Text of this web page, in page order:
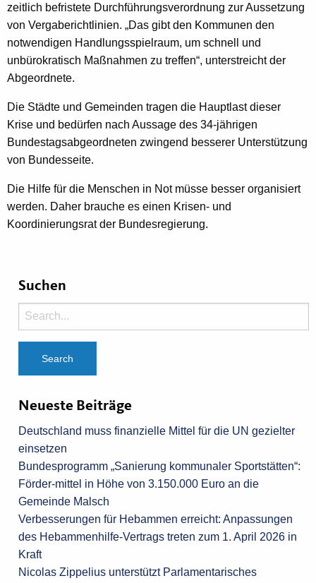
zeitlich befristete Durchführungsverordnung zur Aussetzung
von Vergaberichtlinien. „Das gibt den Kommunen den
notwendigen Handlungsspielraum, um schnell und
unbürokratisch Maßnahmen zu treffen“, unterstreicht der
Abgeordnete.
Die Städte und Gemeinden tragen die Hauptlast dieser
Krise und bedürfen nach Aussage des 34-jährigen
Bundestagsabgeordneten zwingend besserer Unterstützung
von Bundesseite.
Die Hilfe für die Menschen in Not müsse besser organisiert
werden. Daher brauche es einen Krisen- und
Koordinierungsrat der Bundesregierung.
Suchen
Neueste Beiträge
Deutschland muss finanzielle Mittel für die UN gezielter
einsetzen
Bundesprogramm „Sanierung kommunaler Sportstätten“:
Förder-mittel in Höhe von 3.150.000 Euro an die
Gemeinde Malsch
Verbesserungen für Hebammen erreicht: Anpassungen
des Hebammenhilfe-Vertrags treten zum 1. April 2026 in
Kraft
Nicolas Zippelius unterstützt Parlamentarisches